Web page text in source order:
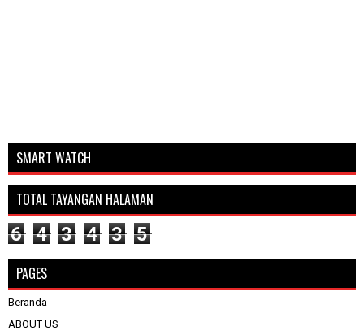
SMART WATCH
TOTAL TAYANGAN HALAMAN
6 4 3 4 3 5
PAGES
Beranda
ABOUT US